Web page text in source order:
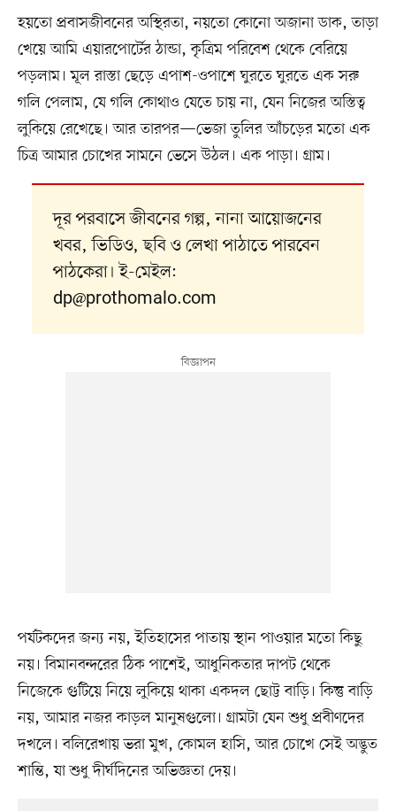
হয়তো প্রবাসজীবনের অস্থিরতা, নয়তো কোনো অজানা ডাক, তাড়া
খেয়ে আমি এয়ারপোর্টের ঠান্ডা, কৃত্রিম পরিবেশ থেকে বেরিয়ে
পড়লাম। মূল রাস্তা ছেড়ে এপাশ-ওপাশে ঘুরতে ঘুরতে এক সরু
গলি পেলাম, যে গলি কোথাও যেতে চায় না, যেন নিজের অস্তিত্ব
লুকিয়ে রেখেছে। আর তারপর—ভেজা তুলির আঁচড়ের মতো এক
চিত্র আমার চোখের সামনে ভেসে উঠল। এক পাড়া। গ্রাম।
দূর পরবাসে জীবনের গল্প, নানা আয়োজনের
খবর, ভিডিও, ছবি ও লেখা পাঠাতে পারবেন
পাঠকেরা। ই-মেইল:
dp@prothomalo.com
পর্যটকদের জন্য নয়, ইতিহাসের পাতায় স্থান পাওয়ার মতো কিছু
নয়। বিমানবন্দরের ঠিক পাশেই, আধুনিকতার দাপট থেকে
নিজেকে গুটিয়ে নিয়ে লুকিয়ে থাকা একদল ছোট্ট বাড়ি। কিন্তু বাড়ি
নয়, আমার নজর কাড়ল মানুষগুলো। গ্রামটা যেন শুধু প্রবীণদের
দখলে। বলিরেখায় ভরা মুখ, কোমল হাসি, আর চোখে সেই অদ্ভুত
শান্তি, যা শুধু দীর্ঘদিনের অভিজ্ঞতা দেয়।